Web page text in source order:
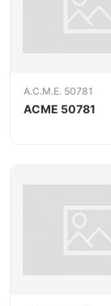
A.C.M.E. 50781
ACME 50781